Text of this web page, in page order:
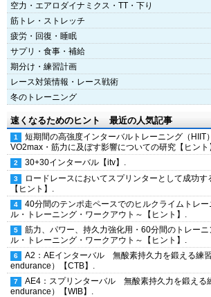
空力・エアロダイナミクス・TT・下り
筋トレ・ストレッチ
疲労・回復・睡眠
サプリ・食事・補給
期分け・練習計画
レース対策情報・レース戦術
冬のトレーニング
速くなるためのヒント 最近の人気記事
短期間の高強度インターバルトレーニング（HIIT
VO2max・筋力に及ぼす影響についての研究【ヒント
30+30インターバル【itv】.
ロードレースにおいてスプリンターとして成功す
【ヒント】.
40分間のテンポ走ペースでのヒルクライムトレ
ル・トレーニング・ワークアウト～【ヒント】.
筋力、パワー、持久力強化用・60分間のトレー
ル・トレーニング・ワークアウト～【ヒント】.
A2：AEインターバル 無酸素持久力を鍛える練
endurance）【CTB】.
AE4：スプリンターバル 無酸素持久力を鍛える
endurance）【WIB】.